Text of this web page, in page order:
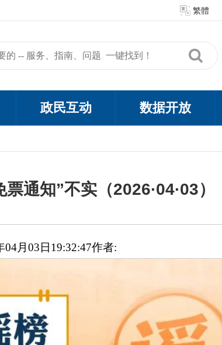
繁體
政民互动 数据开放
通知”不实（2026·04·03）
04月03日19:32:47作者: